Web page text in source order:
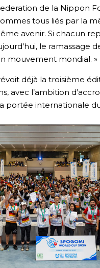
de la Nippon
tous liés par la
avenir. Si chacun
le ramassage
mouvement mondial. »
déjà la troisième
avec l’ambition
portée internationale